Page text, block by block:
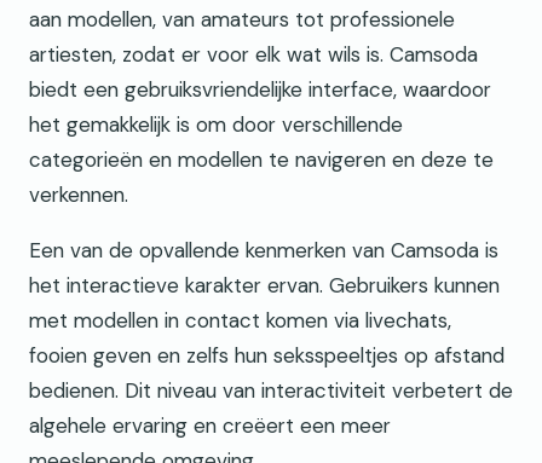
aan modellen, van amateurs tot professionele
artiesten, zodat er voor elk wat wils is. Camsoda
biedt een gebruiksvriendelijke interface, waardoor
het gemakkelijk is om door verschillende
categorieën en modellen te navigeren en deze te
verkennen.
Een van de opvallende kenmerken van Camsoda is
het interactieve karakter ervan. Gebruikers kunnen
met modellen in contact komen via livechats,
fooien geven en zelfs hun seksspeeltjes op afstand
bedienen. Dit niveau van interactiviteit verbetert de
algehele ervaring en creëert een meer